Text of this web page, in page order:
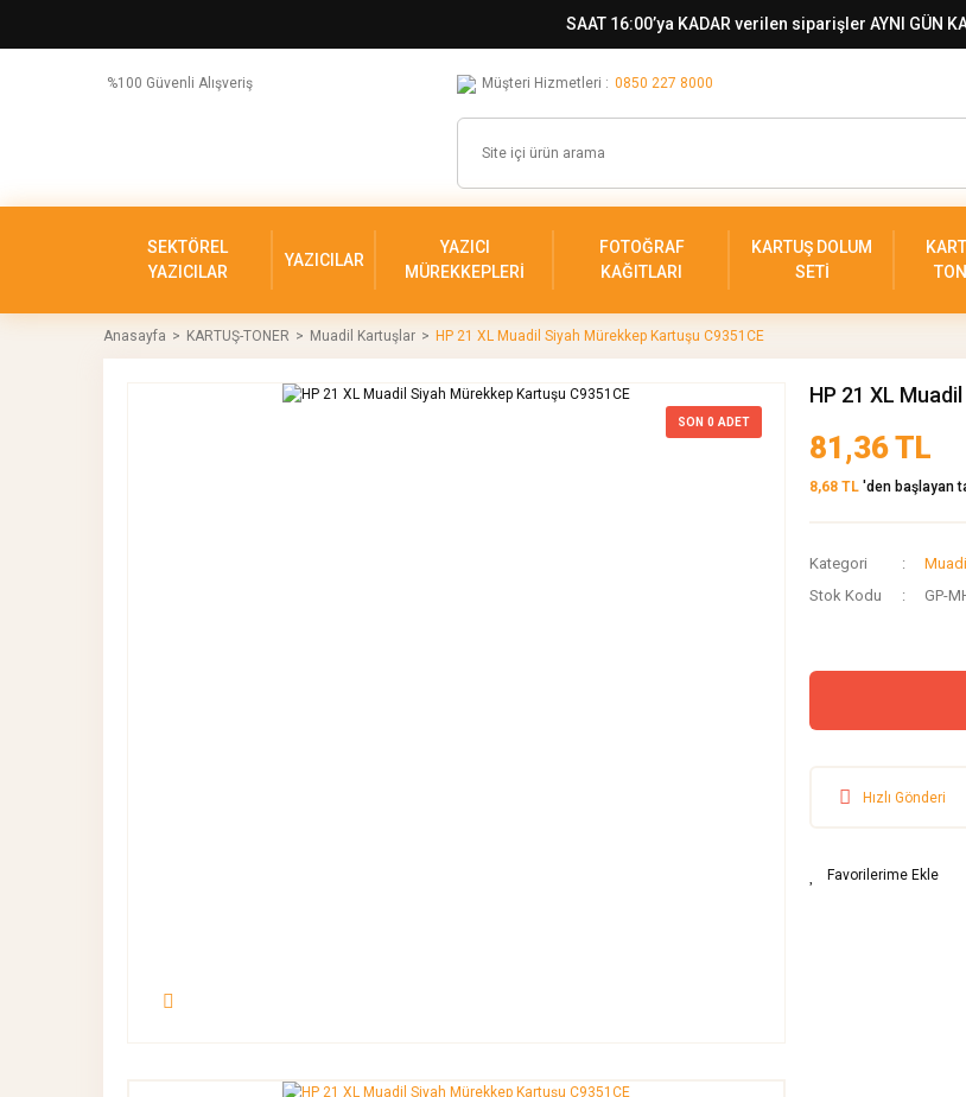
SAAT 16:00’ya KADAR verilen siparişler AYNI GÜN
%100 Güvenli Alışveriş Müşteri Hizmetleri : 0850 227 8000
SEKTÖREL
YAZICILAR
YAZICILAR
YAZICI
MÜREKKEPLERİ
FOTOĞRAF
KAĞITLARI
KARTUŞ DOLUM
SETİ
Anasayfa KARTUŞ-TONER Muadil Kartuşlar HP 21 XL Muadil Siyah Mürekkep Kartuşu C9351CE
SON 0 ADET
HP 21 XL
81,36 TL
8,68 TL 'den başlayan
Kategori
Stok Kodu
GP-
Hızlı Gönderi